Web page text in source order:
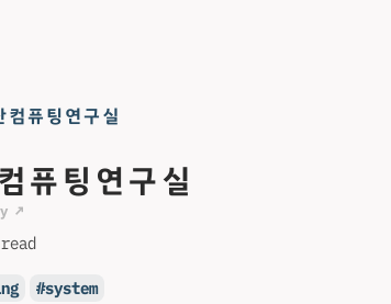
컴퓨팅연구실
퓨팅연구실
↗
system